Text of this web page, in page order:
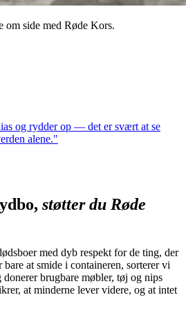
side med Røde Kors.
og rydder op — det er svært at se
alene."
støtter du Røde
med dyb respekt for de ting, der
at smide i containeren, sorterer vi
brugbare møbler, tøj og nips
at minderne lever videre, og at intet